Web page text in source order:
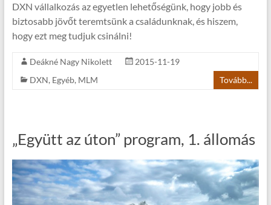
DXN vállalkozás az egyetlen lehetőségünk, hogy jobb és
biztosabb jövőt teremtsünk a családunknak, és hiszem,
hogy ezt meg tudjuk csinálni!
Deákné Nagy Nikolett
2015-11-19
DXN, Egyéb, MLM Tovább...
„Együtt az úton” program, 1. állomás